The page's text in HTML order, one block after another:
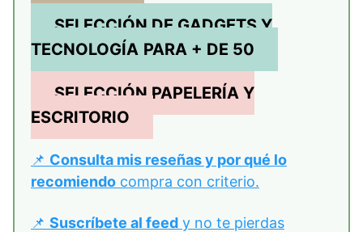
SELECCIÓN DE GADGETS Y
TECNOLOGÍA PARA + DE 50
SELECCIÓN PAPELERÍA Y
ESCRITORIO
📌 Consulta mis reseñas y por qué lo
recomiendo compra con criterio.
📌 Suscríbete al feed y no te pierdas